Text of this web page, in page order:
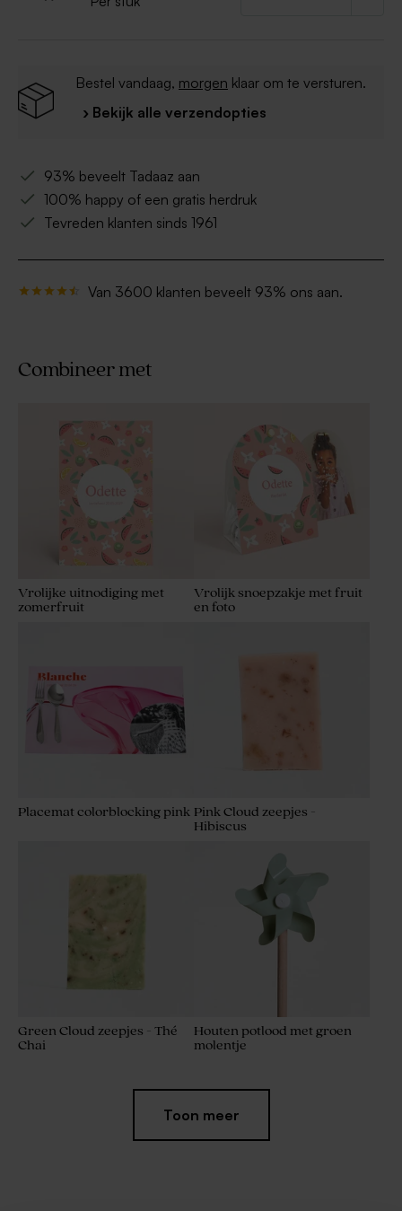
Bestel vandaag, morgen klaar om te versturen.
› Bekijk alle verzendopties
93% beveelt Tadaaz aan
100% happy of een gratis herdruk
Tevreden klanten sinds 1961
Van 3600 klanten beveelt 93% ons aan.
Combineer met
Vrolijke uitnodiging met
zomerfruit
Vrolijk snoepzakje met fruit
en foto
Placemat colorblocking pink Pink Cloud zeepjes -
Hibiscus
Green Cloud zeepjes - Thé
Chai
Houten potlood met groen
molentje
Toon meer